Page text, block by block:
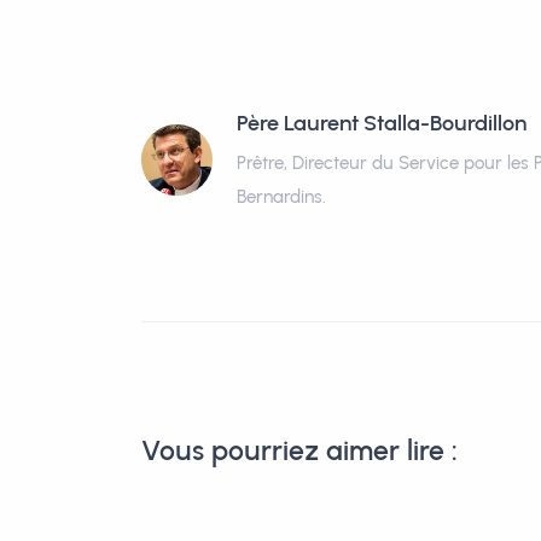
Père Laurent Stalla-Bourdillon
Prêtre, Directeur du Service pour les
Bernardins.
Vous pourriez aimer lire :